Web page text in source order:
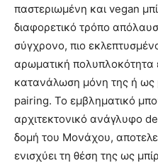
παστεριωμένη και vegan
διαφορετικό τρόπο
σύγχρονο, πιο
αρωματική πολυπλοκότητα
κατανάλωση μόνη της ή ως
pairing. Το εμβληματικό
αρχιτεκτονικό ανάγλυφο
δομή του Μονάχου,
ενισχύει τη θέση της ως